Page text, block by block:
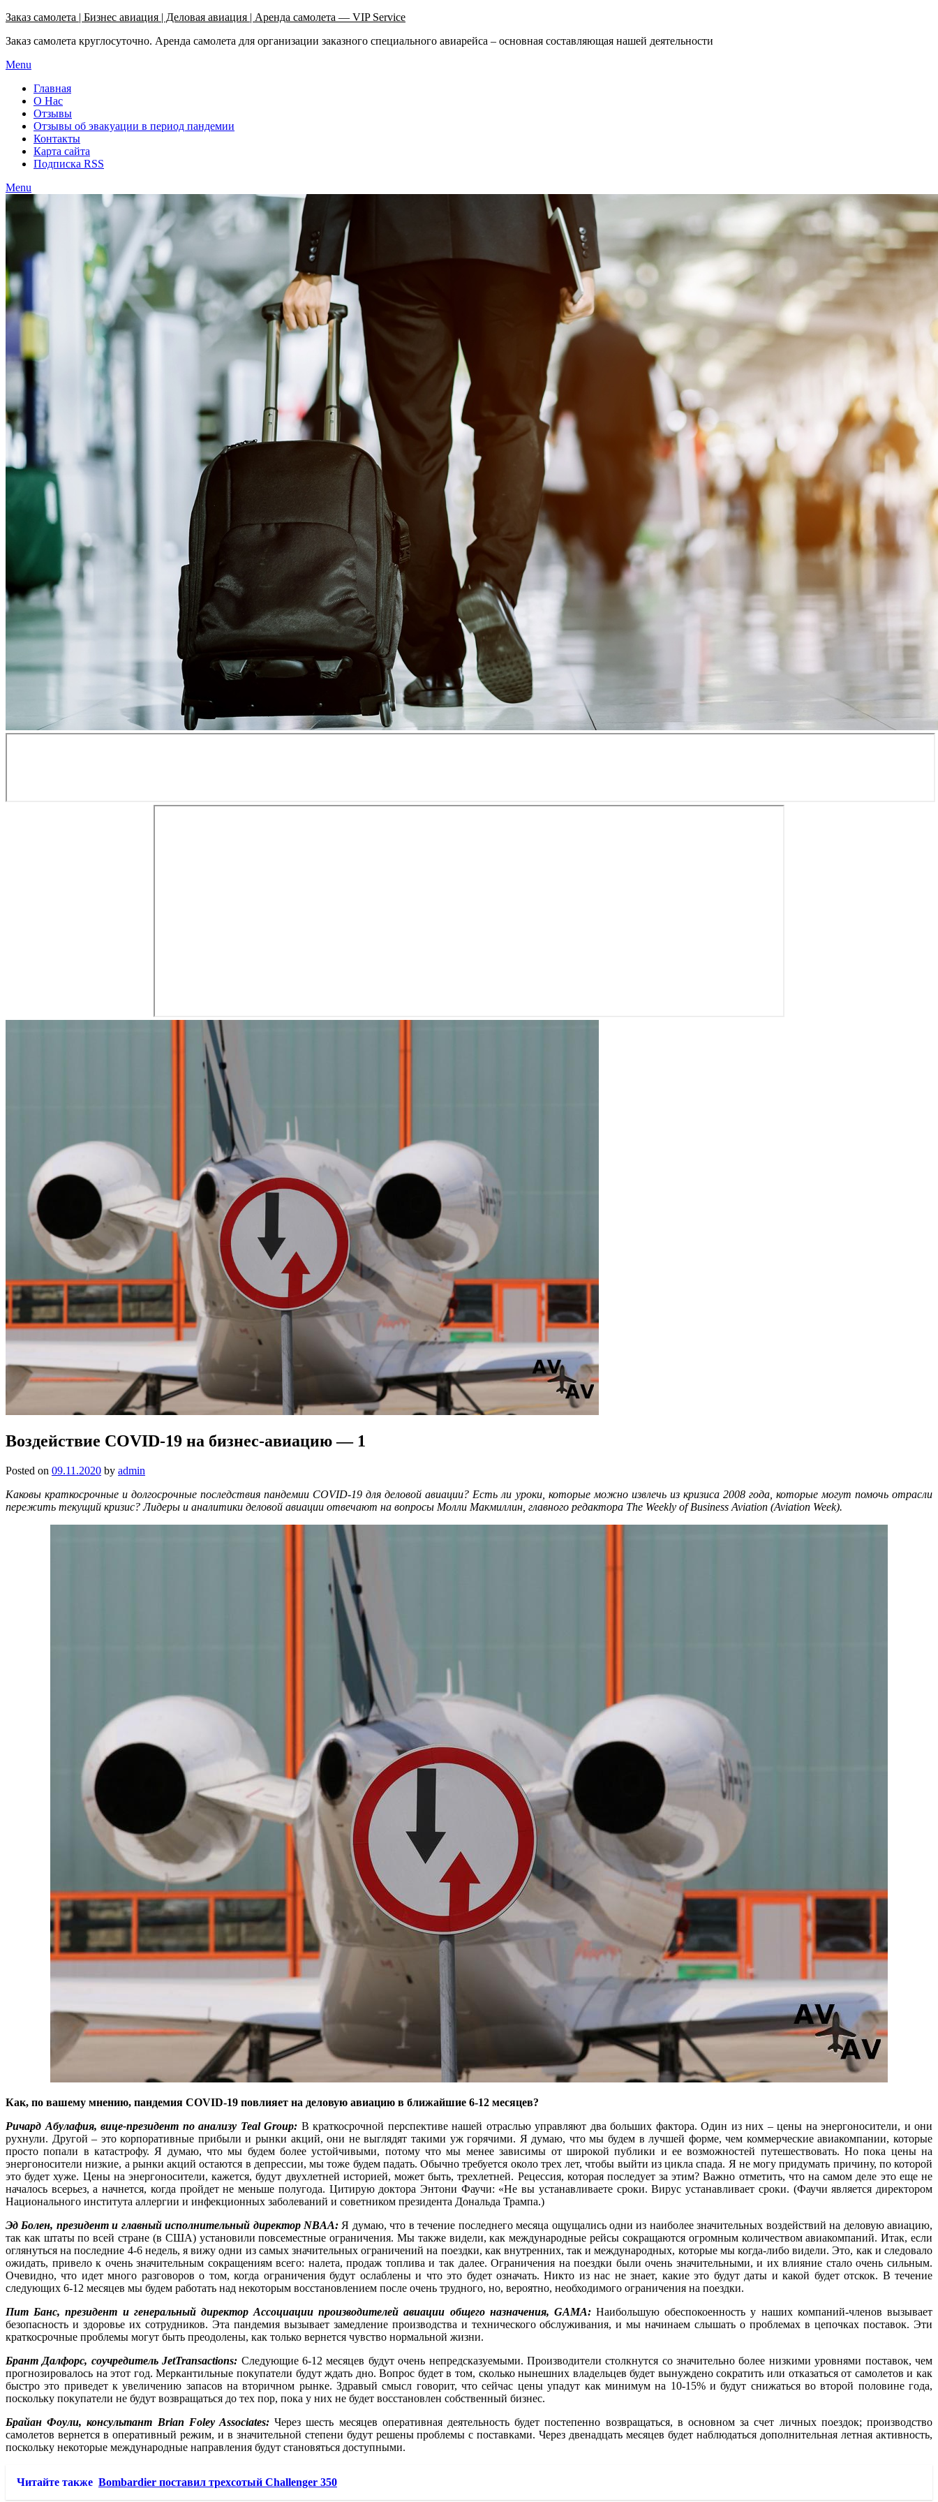
Заказ самолета | Бизнес авиация | Деловая авиация | Аренда самолета — VIP Service
Заказ самолета круглосуточно. Аренда самолета для организации заказного специального авиарейса – основная составляющая нашей деятельности
Menu
Главная
О Нас
Отзывы
Отзывы об эвакуации в период пандемии
Контакты
Карта сайта
Подписка RSS
Menu
Воздействие COVID-19 на бизнес-авиацию — 1
Posted on 09.11.2020 by admin
Каковы краткосрочные и долгосрочные последствия пандемии COVID-19 для деловой авиации? Есть ли уроки, которые можно извлечь из кризиса 2008 года, которые могут помочь отрасли
пережить текущий кризис? Лидеры и аналитики деловой авиации отвечают на вопросы Молли Макмиллин, главного редактора The Weekly of Business Aviation (Aviation Week).
Как, по вашему мнению, пандемия COVID-19 повлияет на деловую авиацию в ближайшие 6-12 месяцев?
Ричард Абулафия, вице-президент по анализу Teal Group: В краткосрочной перспективе нашей отраслью управляют два больших фактора. Один из них – цены на энергоносители, и они
рухнули. Другой – это корпоративные прибыли и рынки акций, они не выглядят такими уж горячими. Я думаю, что мы будем в лучшей форме, чем коммерческие авиакомпании, которые
просто попали в катастрофу. Я думаю, что мы будем более устойчивыми, потому что мы менее зависимы от широкой публики и ее возможностей путешествовать. Но пока цены на
энергоносители низкие, а рынки акций остаются в депрессии, мы тоже будем падать. Обычно требуется около трех лет, чтобы выйти из цикла спада. Я не могу придумать причину, по которой
это будет хуже. Цены на энергоносители, кажется, будут двухлетней историей, может быть, трехлетней. Рецессия, которая последует за этим? Важно отметить, что на самом деле это еще не
началось всерьез, а начнется, когда пройдет не меньше полугода. Цитирую доктора Энтони Фаучи: «Не вы устанавливаете сроки. Вирус устанавливает сроки. (Фаучи является директором
Национального института аллергии и инфекционных заболеваний и советником президента Дональда Трампа.)
Эд Болен, президент и главный исполнительный директор NBAA: Я думаю, что в течение последнего месяца ощущались одни из наиболее значительных воздействий на деловую авиацию,
так как штаты по всей стране (в США) установили повсеместные ограничения. Мы также видели, как международные рейсы сокращаются огромным количеством авиакомпаний. Итак, если
оглянуться на последние 4-6 недель, я вижу одни из самых значительных ограничений на поездки, как внутренних, так и международных, которые мы когда-либо видели. Это, как и следовало
ожидать, привело к очень значительным сокращениям всего: налета, продаж топлива и так далее. Ограничения на поездки были очень значительными, и их влияние стало очень сильным.
Очевидно, что идет много разговоров о том, когда ограничения будут ослаблены и что это будет означать. Никто из нас не знает, какие это будут даты и какой будет отскок. В течение
следующих 6-12 месяцев мы будем работать над некоторым восстановлением после очень трудного, но, вероятно, необходимого ограничения на поездки.
Пит Банс, президент и генеральный директор Ассоциации производителей авиации общего назначения, GAMA:Наибольшую обеспокоенность у наших компаний-членов вызывает
безопасность и здоровье их сотрудников. Эта пандемия вызывает замедление производства и технического обслуживания, и мы начинаем слышать о проблемах в цепочках поставок. Эти
краткосрочные проблемы могут быть преодолены, как только вернется чувство нормальной жизни.
Брант Далфорс, соучредитель JetTransactions: Следующие 6-12 месяцев будут очень непредсказуемыми. Производители столкнутся со значительно более низкими уровнями поставок, чем
прогнозировалось на этот год. Меркантильные покупатели будут ждать дно. Вопрос будет в том, сколько нынешних владельцев будет вынуждено сократить или отказаться от самолетов и как
быстро это приведет к увеличению запасов на вторичном рынке. Здравый смысл говорит, что сейчас цены упадут как минимум на 10-15% и будут снижаться во второй половине года,
поскольку покупатели не будут возвращаться до тех пор, пока у них не будет восстановлен собственный бизнес.
Брайан Фоули, консультант Brian Foley Associates: Через шесть месяцев оперативная деятельность будет постепенно возвращаться, в основном за счет личных поездок; производство
самолетов вернется в оперативный режим, и в значительной степени будут решены проблемы с поставками. Через двенадцать месяцев будет наблюдаться дополнительная летная активность,
поскольку некоторые международные направления будут становяться доступными.
Читайте также Bombardier поставил трехсотый Challenger 350